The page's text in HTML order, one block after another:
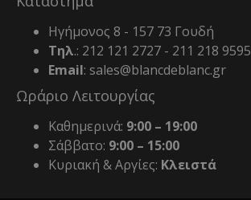
Ηγήμονος 8 - 157 73 Γουδή
Τηλ.: 212 121 2727 - 211 218 9595
Email: sales@blancdeblanc.gr
Ωράριο Λειτουργίας
Καθημερινά: 9:00 – 19:00
Σάββατο: 9:00 – 15:00
Κυριακή & Αργίες: Κλειστά